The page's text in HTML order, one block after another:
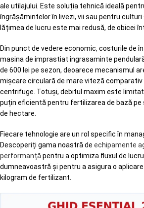
ale utilajului. Este soluția tehnică ideală
îngrășămintelor în livezi, vii sau pentru
lățimea de lucru este mai redusă, de obicei
Din punct de vedere economic, costurile de
masina de imprastiat ingrasaminte
de 600 lei pe sezon, deoarece mecanismul
mișcare circulară de mare viteză
centrifuge. Totuși, debitul maxim este
puțin eficientă pentru fertilizarea de bază
de hectare.
Fiecare tehnologie are un rol specific în
Descoperiți gama noastră de echipamente
performanță pentru a optimiza fluxul de
dumneavoastră și pentru a asigura o
kilogram de fertilizant.